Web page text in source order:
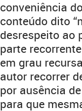
conveniência
conteúdo dito
desrespeito ao
parte
em grau
autor recorrer
por ausência
para que